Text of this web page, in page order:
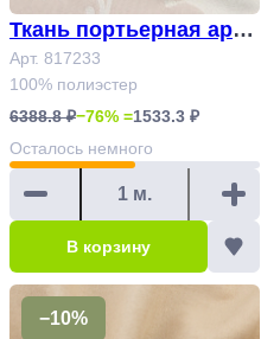
Ткань портьерная арт.8
17233
Арт. 817233
100% полиэстер
6388.8 ₽−76% =1533.3 ₽
Осталось немного
В корзину
−10%